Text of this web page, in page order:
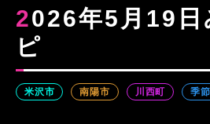
2026年5月19日みんなのNト
ピ
米沢市 南陽市 川西町 季節